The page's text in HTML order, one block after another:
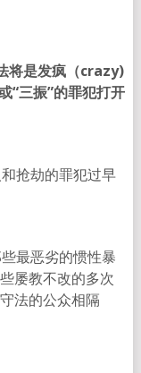
将是发疯（crazy)
“三振”的罪犯打开
抢劫的罪犯过早
最恶劣的惯性暴
屡教不改的多次
法的公众相隔